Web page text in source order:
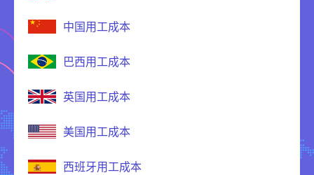
中国用工成本
巴西用工成本
英国用工成本
美国用工成本
西班牙用工成本